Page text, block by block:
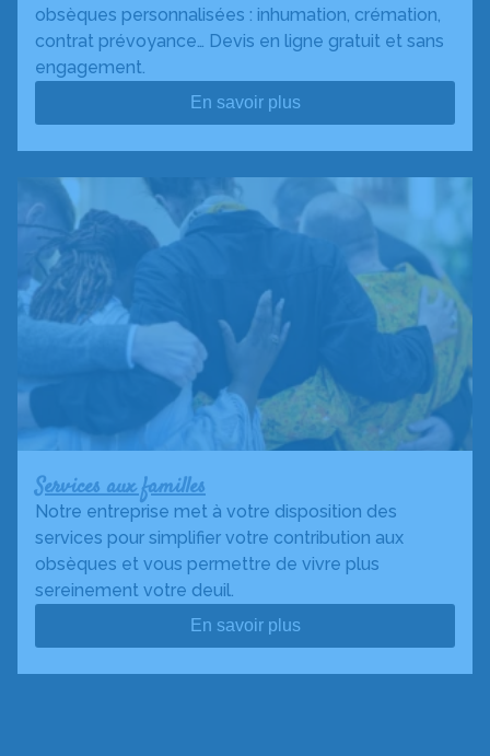
obsèques personnalisées : inhumation, crémation,
contrat prévoyance… Devis en ligne gratuit et sans
engagement.
En savoir plus
Services aux familles
Notre entreprise met à votre disposition des
services pour simplifier votre contribution aux
obsèques et vous permettre de vivre plus
sereinement votre deuil.
En savoir plus